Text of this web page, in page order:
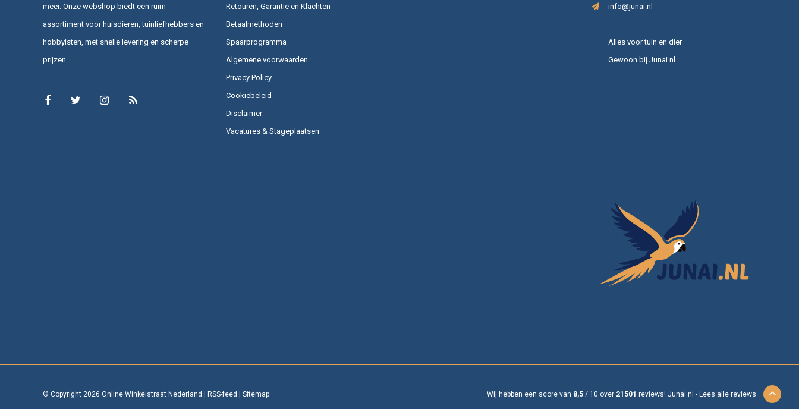
meer. Onze webshop biedt een ruim
assortiment voor huisdieren, tuinliefhebbers en
hobbyisten, met snelle levering en scherpe
prijzen.
Retouren, Garantie en Klachten
Betaalmethoden
Spaarprogramma
Algemene voorwaarden
Privacy Policy
Cookiebeleid
Disclaimer
Vacatures & Stageplaatsen
info@junai.nl
Alles voor tuin en dier
Gewoon bij Junai.nl
© Copyright 2026 Online Winkelstraat Nederland | RSS-feed | Sitemap Wij hebben een score van 8,5 / 10 over 21501 reviews! Junai.nl - Lees alle reviews